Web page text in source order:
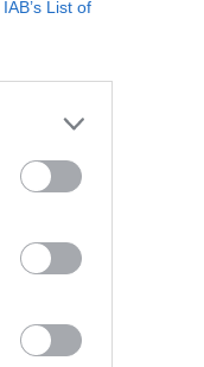
IAB’s List of